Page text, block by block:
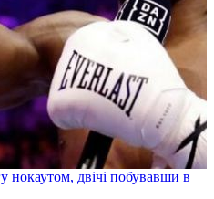
нокаутом, двічі побувавши в